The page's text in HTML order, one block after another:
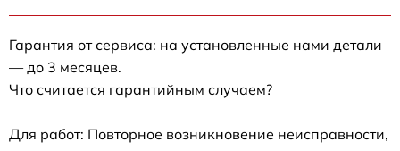
Гарантия от сервиса: на установленные нами детали
— до 3 месяцев.
Что считается гарантийным случаем?
Для работ: Повторное возникновение неисправности,